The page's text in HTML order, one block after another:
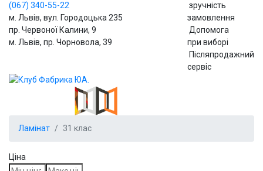
(067) 340-55-22
м. Львів, вул. Городоцька 235
пр. Червоної Калини, 9
м. Львів, пр. Чорновола, 39
зручність
замовлення
Допомога
при виборі
Післяпродажний
сервіс
Ламінат 31 клас
Ціна